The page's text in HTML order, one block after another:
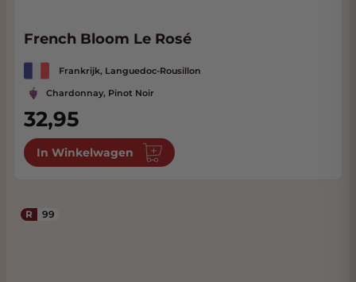
French Bloom Le Rosé
Frankrijk, Languedoc-Rousillon
Chardonnay, Pinot Noir
32,95
In Winkelwagen
R 99